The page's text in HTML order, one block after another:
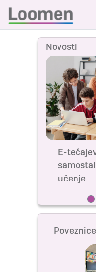
Preskoči na sadržaj
Novosti
E-
učenje